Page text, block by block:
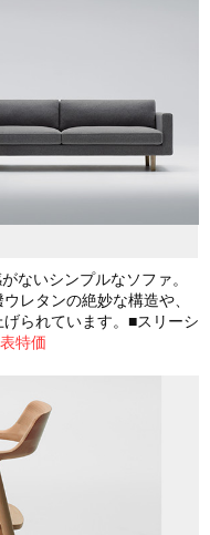
ないシンプルなソファ。
レタンの絶妙な構造や、
られています。■スリーシ
特価